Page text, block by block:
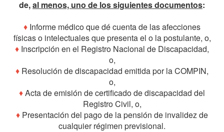
de,al menos, uno de los siguientes documentos:
♦ Informe médico que dé cuenta de las afecciones
físicas o intelectuales que presenta el o la postulante, o,
♦ Inscripción en el Registro Nacional de Discapacidad,
o,
♦ Resolución de discapacidad emitida por la COMPIN,
o,
♦Acta de emisión de certificado de discapacidad del
Registro Civil, o,
♦ Presentación del pago de la pensión de invalidez de
cualquier régimen previsional.